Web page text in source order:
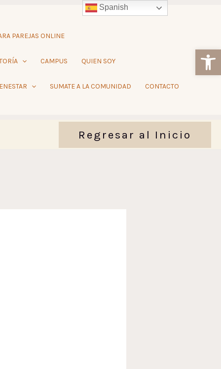
PAREJAS ONLINE
CAMPUS QUIEN SOY
SUMATE A LA COMUNIDAD CONTACTO
Regresar al Inicio
Spanish